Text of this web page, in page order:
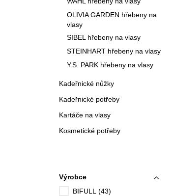
OLIVIA GARDEN hřebeny na
vlasy
SIBEL hřebeny na vlasy
STEINHART hřebeny na vlasy
Y.S. PARK hřebeny na vlasy
Kadeřnické nůžky
Kadeřnické potřeby
Kartáče na vlasy
Kosmetické potřeby
Výrobce
BIFULL (43)